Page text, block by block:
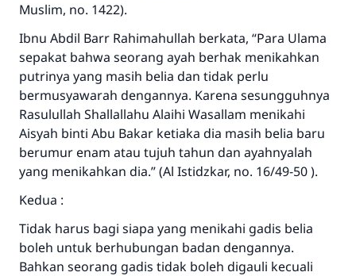
Muslim, no. 1422).
Ibnu Abdil Barr Rahimahullah berkata, “Para Ulama
sepakat bahwa seorang ayah berhak menikahkan
putrinya yang masih belia dan tidak perlu
bermusyawarah dengannya. Karena sesungguhnya
Rasulullah Shallallahu Alaihi Wasallam menikahi
Aisyah binti Abu Bakar ketiaka dia masih belia baru
berumur enam atau tujuh tahun dan ayahnyalah
yang menikahkan dia.” (Al Istidzkar, no. 16/49-50 ).
Kedua :
Tidak harus bagi siapa yang menikahi gadis belia
boleh untuk berhubungan badan dengannya.
Bahkan seorang gadis tidak boleh digauli kecuali